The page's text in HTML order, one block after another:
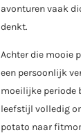
avonturen vaak
denkt.
Achter die mooie
een persoonlijk
moeilijke periode
leefstijl volledig
potato naar